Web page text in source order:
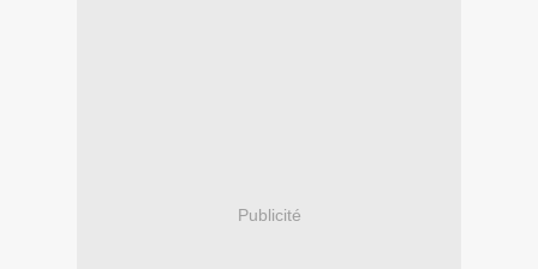
Publicité